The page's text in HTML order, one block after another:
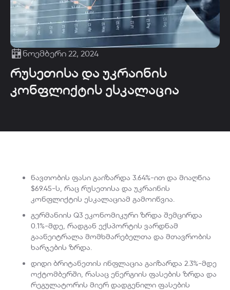
ნოემბერი 22, 2024
რუსეთისა და უკრაინის
კონფლიქტის ესკალაცია
ნავთობის ფასი გაიზარდა 3.64%-ით და მიაღწია
$69.45-ს, რაც რუსეთისა და უკრაინის
კონფლიქტის ესკალაციამ გამოიწვია.
გერმანიის Q3 ეკონომიკური ზრდა შემცირდა
0.1%-მდე, რადგან ექსპორტის ვარდნამ
გაანეიტრალა მომხმარებელთა და მთავრობის
ხარჯების ზრდა.
დიდი ბრიტანეთის ინფლაცია გაიზარდა 2.3%-მდე
ოქტომბერში, რასაც ენერგიის ფასების ზრდა და
რეგულატორის მიერ დადგენილი ფასების